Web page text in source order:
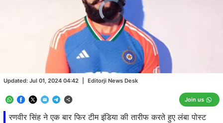
रणवीर सिंह ने एक बार फिर टीम इंडिया की तारीफ करते हुए लंबा पोस्ट
Updated: Jul 01, 2024 04:42 Editorji News Desk
Join us
Video
Player
is
loading.
Unmute